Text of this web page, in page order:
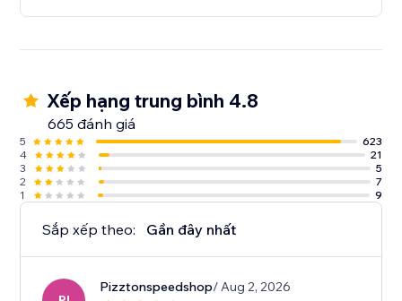
Xếp hạng trung bình 4.8
665 đánh giá
5
623
4
21
3
5
2
7
1
9
Sắp xếp theo: Gần đây nhất
Pizztonspeedshop/ Aug 2, 2026